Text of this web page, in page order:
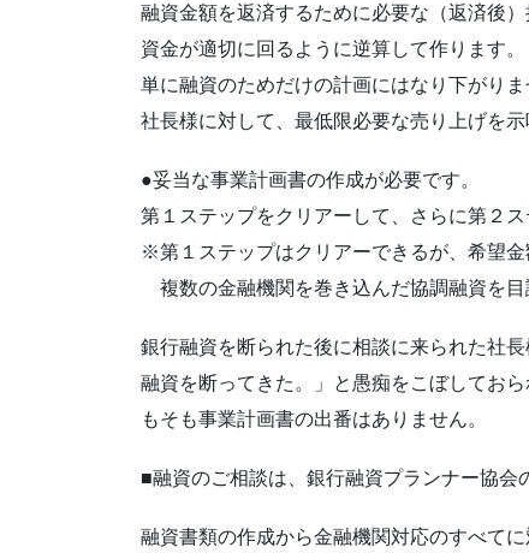
融資金額を返済するために必要な（返済後
資金が適切に回るように逆算して作ります。
単に融資のためだけの計画にはなり下がりま
社長様に対して、最低限必要な売り上げを
●妥当な事業計画書の作成が必要です。
第１ステップをクリアーして、さらに第２
※第１ステップはクリアーできるが、希望
複数の金融機関を巻き込んだ協調融資を目
銀行融資を断られた後に相談に来られた社
融資を断ってきた。」と愚痴をこぼしてお
もそも事業計画書の出番はありません。
■融資のご相談は、銀行融資プランナー協会
融資書類の作成から金融機関対応のすべて